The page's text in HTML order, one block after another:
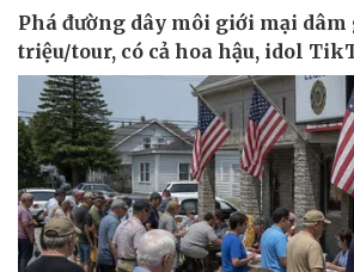
Thế giới thể thao
eSports
Hậu trường
Tư vấn